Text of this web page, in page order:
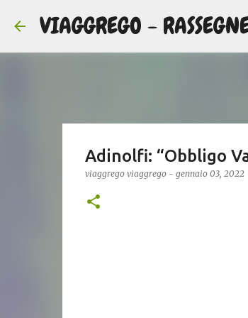
VIAGGREGO -
Adinolfi: “Obbligo
viaggrego viaggrego - gennaio 03, 2022